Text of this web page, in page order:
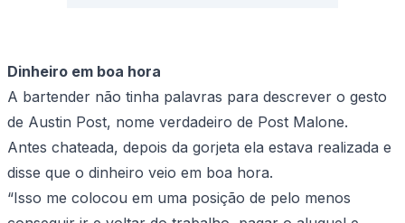
Dinheiro em boa hora
A bartender não tinha palavras para descrever o gesto
de Austin Post, nome verdadeiro de Post Malone.
Antes chateada, depois da gorjeta ela estava realizada e
disse que o dinheiro veio em boa hora.
“Isso me colocou em uma posição de pelo menos